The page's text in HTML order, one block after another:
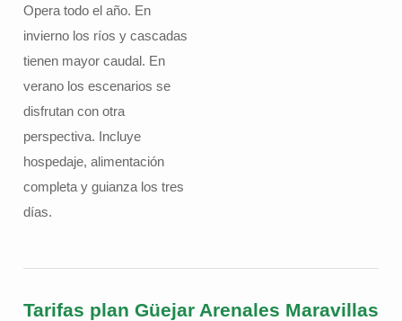
Opera todo el año. En
invierno los ríos y cascadas
tienen mayor caudal. En
verano los escenarios se
disfrutan con otra
perspectiva. Incluye
hospedaje, alimentación
completa y guianza los tres
días.
Tarifas plan Güejar Arenales Maravillas